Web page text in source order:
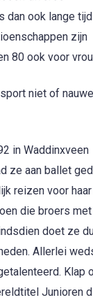
dan ook lange tijd
zijn
80 ook voor
niet of
in Waddinxveen
ze aan ballet
reizen voor haar
die broers
doet ze
Allerlei
Klap
Junioren